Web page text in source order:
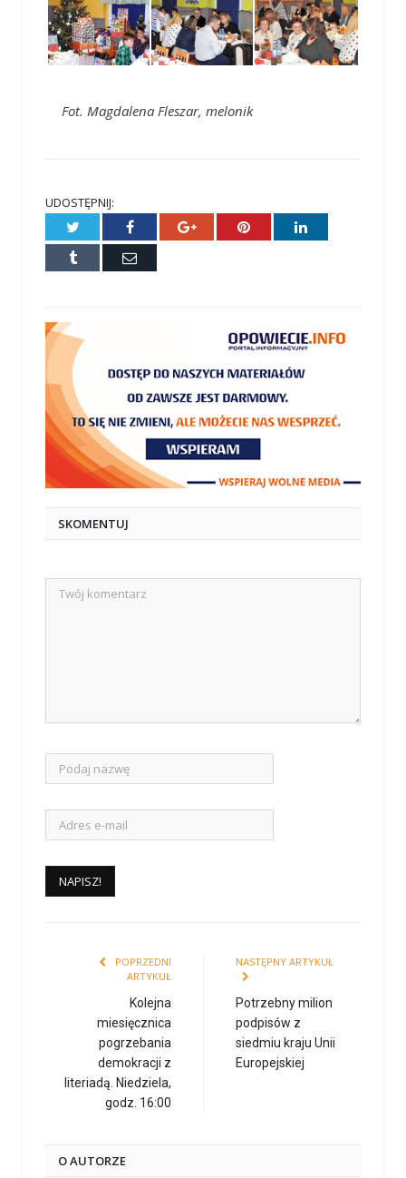
Fot. Magdalena Fleszar, melonik
UDOSTĘPNIJ:
Twitter Facebook Google+ Pinterest LinkedIn
Tumblr
E-
SKOMENTUJ
POPRZEDNI
ARTYKUŁ
Kolejna
miesięcznica
pogrzebania
demokracji z
literiadą. Niedziela,
godz. 16:00
NASTĘPNY ARTYKUŁ
Potrzebny milion
podpisów z
siedmiu kraju Unii
Europejskiej
O AUTORZE